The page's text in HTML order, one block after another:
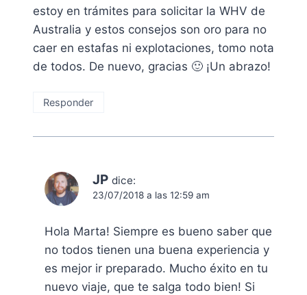
estoy en trámites para solicitar la WHV de
Australia y estos consejos son oro para no
caer en estafas ni explotaciones, tomo nota
de todos. De nuevo, gracias 🙂 ¡Un abrazo!
Responder
JP dice:
23/07/2018 a las 12:59 am
Hola Marta! Siempre es bueno saber que
no todos tienen una buena experiencia y
es mejor ir preparado. Mucho éxito en tu
nuevo viaje, que te salga todo bien! Si